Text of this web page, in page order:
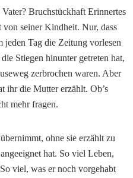
Bruchstückhaft Erinnertes
seiner Kindheit. Nur, dass
jeden Tag die Zeitung vorlesen
Stiegen hinunter getreten hat,
zerbrochen waren. Aber
ihr die Mutter erzählt. Ob’s
mehr fragen.
ohne sie erzählt zu
hat. So viel Leben,
viel, was er noch vorgehabt